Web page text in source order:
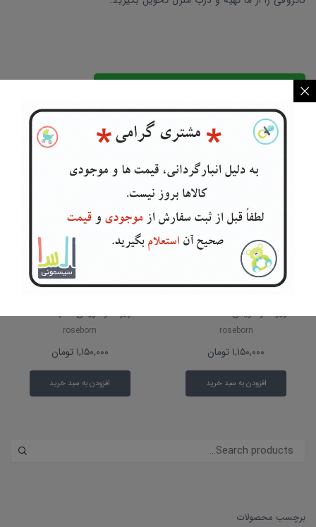
محصولات مرتبط
زیراندازتعویض Little Bu...
roseborn
۱,۱۵۰,۰۰۰ تومان
افزودن به سبد خرید
زیراندازتعویض Family lo...
roseborn
۱,۱۵۰,۰۰۰ تومان
افزودن به سبد خرید
برچسب محصولات